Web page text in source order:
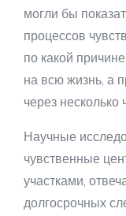
могли бы
процессов
по какой
на всю жизнь, а
через несколько
Научные
чувственные
участками,
долгосрочных